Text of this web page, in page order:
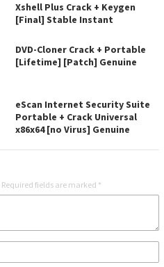
Xshell Plus Crack + Keygen
[Final] Stable Instant
DVD-Cloner Crack + Portable
[Lifetime] [Patch] Genuine
eScan Internet Security Suite
Portable + Crack Universal
x86x64 [no Virus] Genuine
Required fields are marked *